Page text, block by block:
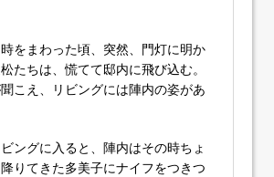
をまわった頃、突然、門灯に明か
たちは、慌てて邸内に飛び込む。
こえ、リビングには陣内の姿があ
ングに入ると、陣内はその時ちょ
りてきた多美子にナイフをつきつ